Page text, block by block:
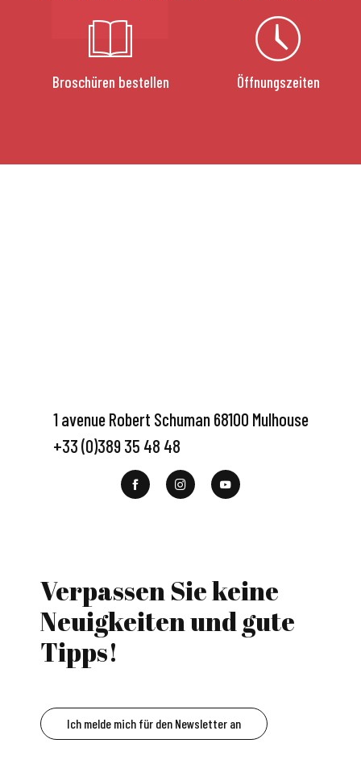
Broschüren bestellen Öffnungszeiten
1 avenue Robert Schuman 68100 Mulhouse
+33 (0)389 35 48 48
Verpassen Sie keine
Neuigkeiten und gute
Tipps!
Ich melde mich für den Newsletter an